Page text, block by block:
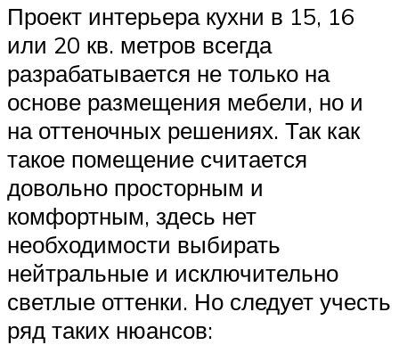
Проект интерьера кухни в 15, 16
или 20 кв. метров всегда
разрабатывается не только на
основе размещения мебели, но и
на оттеночных решениях. Так как
такое помещение считается
довольно просторным и
комфортным, здесь нет
необходимости выбирать
нейтральные и исключительно
светлые оттенки. Но следует учесть
ряд таких нюансов: